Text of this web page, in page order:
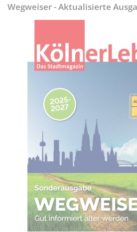
Wegweiser - Aktualisierte